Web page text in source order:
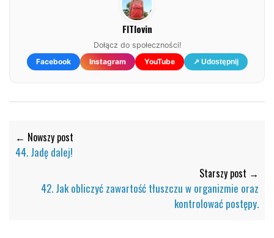
FITlovin
Dołącz do społeczności!
Facebook
Instagram YouTube ↗ Udostępnij
← Nowszy post
44. Jadę dalej!
Starszy post →
42. Jak obliczyć zawartość tłuszczu w organizmie oraz
kontrolować postępy.